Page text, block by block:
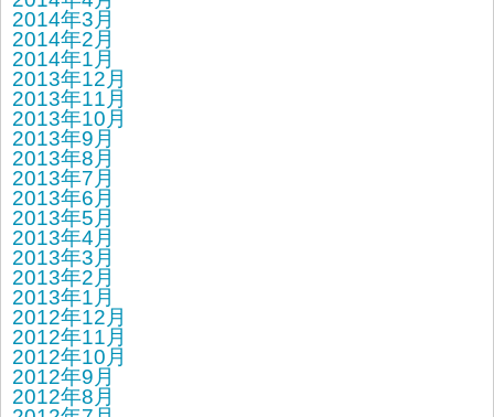
2014年3月
2014年2月
2014年1月
2013年12月
2013年11月
2013年10月
2013年9月
2013年8月
2013年7月
2013年6月
2013年5月
2013年4月
2013年3月
2013年2月
2013年1月
2012年12月
2012年11月
2012年10月
2012年9月
2012年8月